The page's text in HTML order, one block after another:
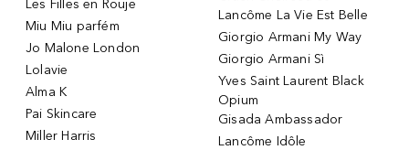
Les Filles en Rouje
Miu Miu parfém
Jo Malone London
Lolavie
Alma K
Pai Skincare
Miller Harris
Lancôme La Vie Est Belle
Giorgio Armani My Way
Giorgio Armani Sì
Yves Saint Laurent Black
Opium
Gisada Ambassador
Lancôme Idôle